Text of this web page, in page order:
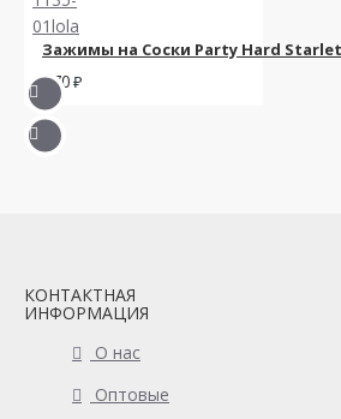
Зажимы на Cоски Party Hard Starlet
670
КОНТАКТНАЯ
ИНФОРМАЦИЯ
О нас
Оптовые